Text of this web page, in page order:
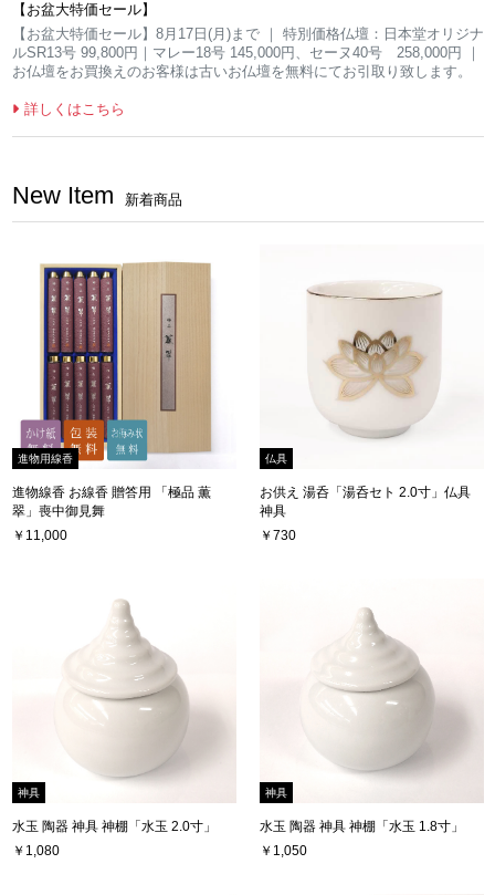
【お盆大特価セール】
【お盆大特価セール】8月17日(月)まで ｜ 特別価格仏壇：日本堂オリジナ
ルSR13号 99,800円｜マレー18号 145,000円、セーヌ40号 258,000円 ｜
お仏壇をお買換えのお客様は古いお仏壇を無料にてお引取り致します。
詳しくはこちら
New Item 新着商品
進物用線香
進物線香 お線香 贈答用 「極品 薫
翠」喪中御見舞
￥11,000
仏具
お供え 湯呑「湯呑セト 2.0寸」仏具
神具
￥730
神具
水玉 陶器 神具 神棚「水玉 2.0寸」
￥1,080
神具
水玉 陶器 神具 神棚「水玉 1.8寸」
￥1,050